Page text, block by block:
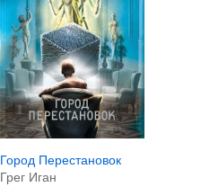
Город Перестановок
Грег Иган